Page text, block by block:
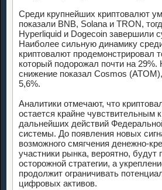
Среди крупнейших криптовалют
показали BNB, Solana и TRON,
Hyperliquid и Dogecoin завершили
Наиболее сильную динамику
криптовалют продемонстрировал
который подорожал почти на
снижение показал Cosmos
5,6%.
Аналитики отмечают, что
остается крайне чувствительным
дальнейших действий
системы. До появления новых
возможного смягчения денежно-
участники рынка, вероятно, будут
осторожной стратегии, а
продолжит ограничивать
цифровых активов.